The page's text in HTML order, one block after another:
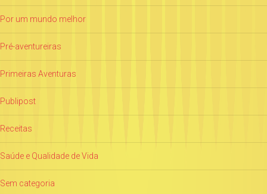
Por um mundo melhor
Pré-aventureiras
Primeiras Aventuras
Publipost
Receitas
Saúde e Qualidade de Vida
Sem categoria